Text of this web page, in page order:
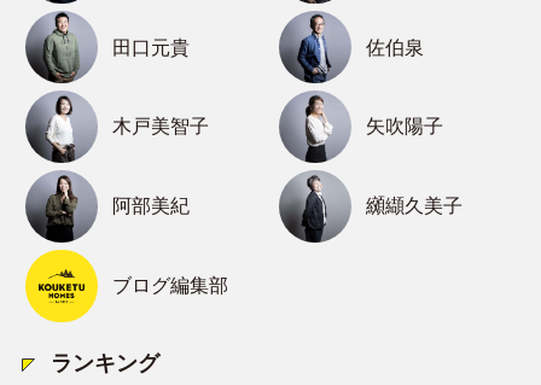
田口元貴 佐伯泉
木戸美智子 矢吹陽子
阿部美紀 纐纈久美子
ブログ編集部
ランキング